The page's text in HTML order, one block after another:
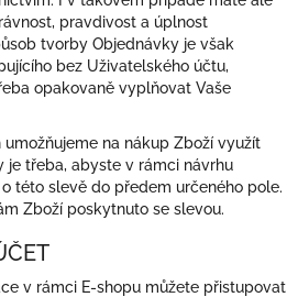
pravdivost a úplnost
tvorby Objednávky je však
bez Uživatelského účtu,
opakovaně vyplňovat Vaše
na nákup Zboží využít
je třeba, abyste v rámci návrhu
této slevě do předem určeného pole.
Zboží poskytnuto se slevou.
v rámci E-shopu můžete přistupovat